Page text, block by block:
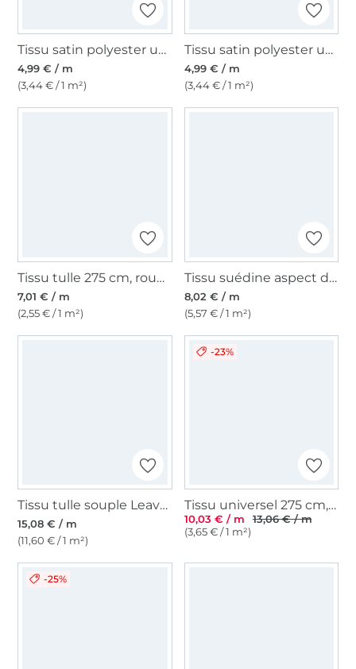
Tissu satin polyester uni, blanc
4,99 € / m
(3,44 € / 1 m²)
Tissu satin polyester uni, noir
4,99 € / m
(3,44 € / 1 m²)
Tissu tulle 275 cm, rouge
7,01 € / m
(2,55 € / 1 m²)
Tissu suédine aspect daim nubuck, gris foncé
8,02 € / m
(5,57 € / 1 m²)
Tissu tulle souple Leaves, blanc
15,08 € / m
(11,60 € / 1 m²)
-23%
Tissu universel 275 cm, gris foncé
10,03 € / m
13,06 € / m
(3,65 € / 1 m²)
-25%